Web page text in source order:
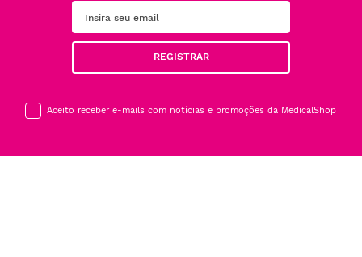
REGISTRAR
Aceito receber e-mails com notícias e promoções da MedicalShop